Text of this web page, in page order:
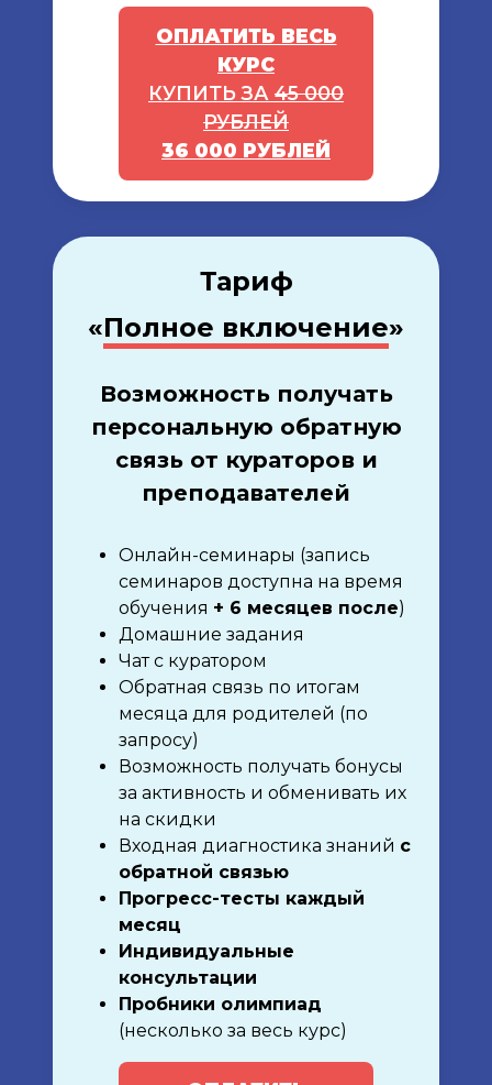
ОПЛАТИТЬ ВЕСЬ
КУРС
КУПИТЬ ЗА 45 000
РУБЛЕЙ
36 000 РУБЛЕЙ
Тариф
«Полное включение»
Возможность получать
персональную обратную
связь от кураторов и
преподавателей
Онлайн-семинары (запись
семинаров доступна на время
обучения + 6 месяцев после)
Домашние задания
Чат с куратором
Обратная связь по итогам
месяца для родителей (по
запросу)
Возможность получать бонусы
за активность и обменивать их
на скидки
Входная диагностика знаний с
обратной связью
Прогресс-тесты каждый
месяц
Индивидуальные
консультации
Пробники олимпиад
(несколько за весь курс)